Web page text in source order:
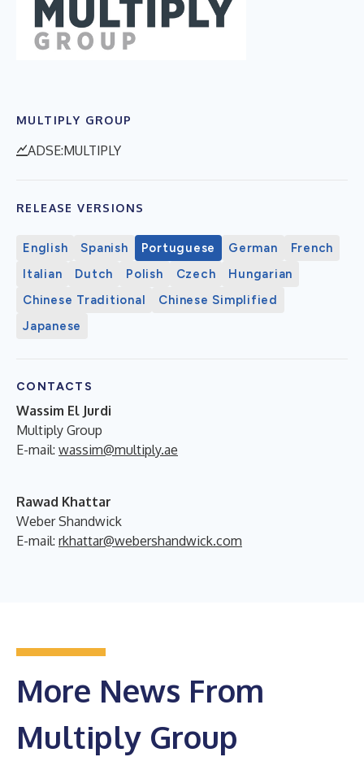
MULTIPLY GROUP
ADSE:MULTIPLY
RELEASE VERSIONS
English Spanish Portuguese German
French
Italian
Dutch Polish Czech
Hungarian
Chinese Traditional
Chinese Simplified
Japanese
CONTACTS
Wassim El Jurdi
Multiply Group
E-mail: wassim@multiply.ae
Rawad Khattar
Weber Shandwick
E-mail: rkhattar@webershandwick.com
More News From
Multiply Group